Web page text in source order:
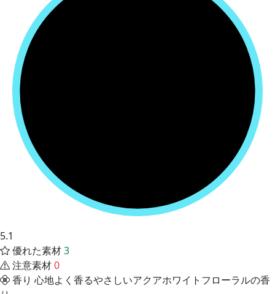
5.1
優れた素材3
注意素材0
香り 心地よく香るやさしいアクアホワイトフローラルの香